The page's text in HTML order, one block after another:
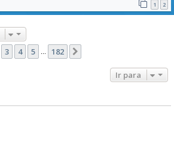
1 2
182
3 4 5 182
Ir para